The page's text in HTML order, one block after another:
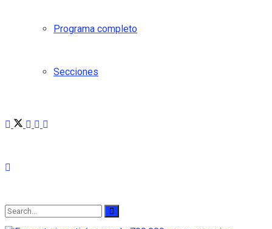
Programa completo
Secciones